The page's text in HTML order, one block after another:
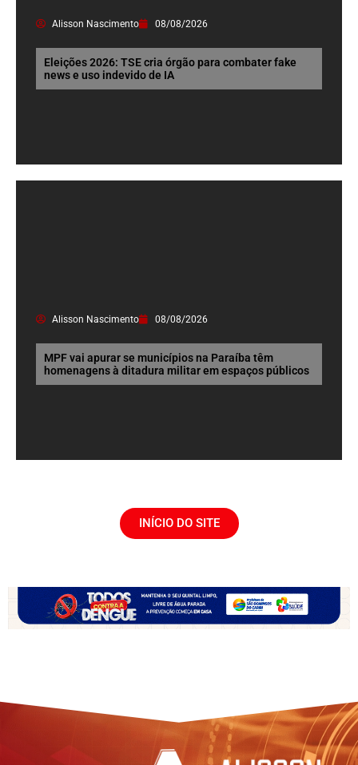
Alisson Nascimento 08/08/2026
Eleições 2026: TSE cria órgão para combater fake
news e uso indevido de IA
Alisson Nascimento 08/08/2026
MPF vai apurar se municípios na Paraíba têm
homenagens à ditadura militar em espaços públicos
INÍCIO DO SITE